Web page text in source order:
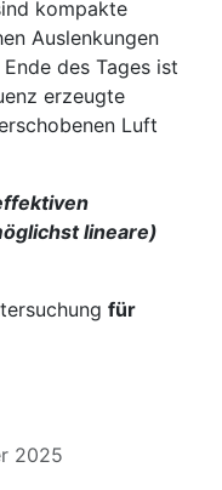
kompakte
Auslenkungen
des Tages ist
erzeugte
Luft
lineare)
für
2025